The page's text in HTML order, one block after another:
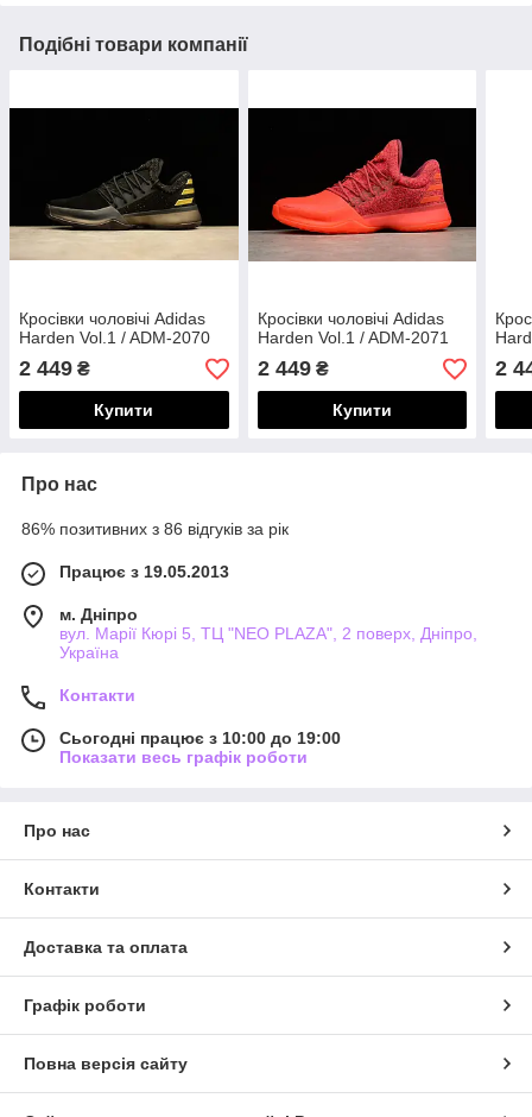
Подібні товари компанії
Кросівки чоловічі Adidas
Harden Vol.1 / ADM-2070
2 449 ₴
Купити
Кросівки чоловічі Adidas
Harden Vol.1 / ADM-2071
2 449₴
Купити
2
Про нас
86% позитивних з 86 відгуків за рік
Працює з 19.05.2013
м. Дніпро
вул. Марії Кюрі 5, ТЦ "NEO PLAZA", 2 поверх, Дніпро,
Україна
Контакти
Сьогодні працює з 10:00 до 19:00
Показати весь графік роботи
Про нас
Контакти
Доставка та оплата
Графік роботи
Повна версія сайту